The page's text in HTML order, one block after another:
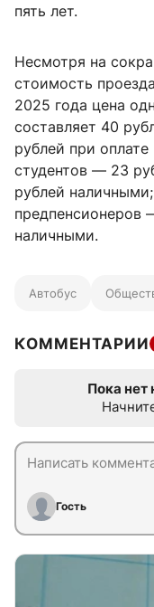
пять лет.
Несмотря на
стоимость
2025 года цена
составляет 40
рублей при
студентов — 23
рублей
предпенсионеров
наличными.
Автобус
КОММЕНТАРИИ
Пока нет
Гость